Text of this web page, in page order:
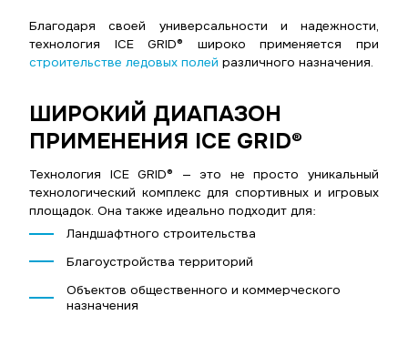
Благодаря своей универсальности и надежности,
технология ICE GRID® широко применяется при
строительстве ледовых полей различного назначения.
ШИРОКИЙ ДИАПАЗОН
ПРИМЕНЕНИЯ ICE GRID®
Технология ICE GRID® — это не просто уникальный
технологический комплекс для спортивных и игровых
площадок. Она также идеально подходит для:
Ландшафтного строительства
Благоустройства территорий
Объектов общественного и коммерческого
назначения